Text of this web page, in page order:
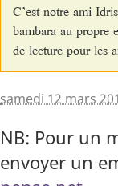
C’est notre ami
bambara au propre
de lecture pour les
samedi 12 mars
NB: Pour un
envoyer un